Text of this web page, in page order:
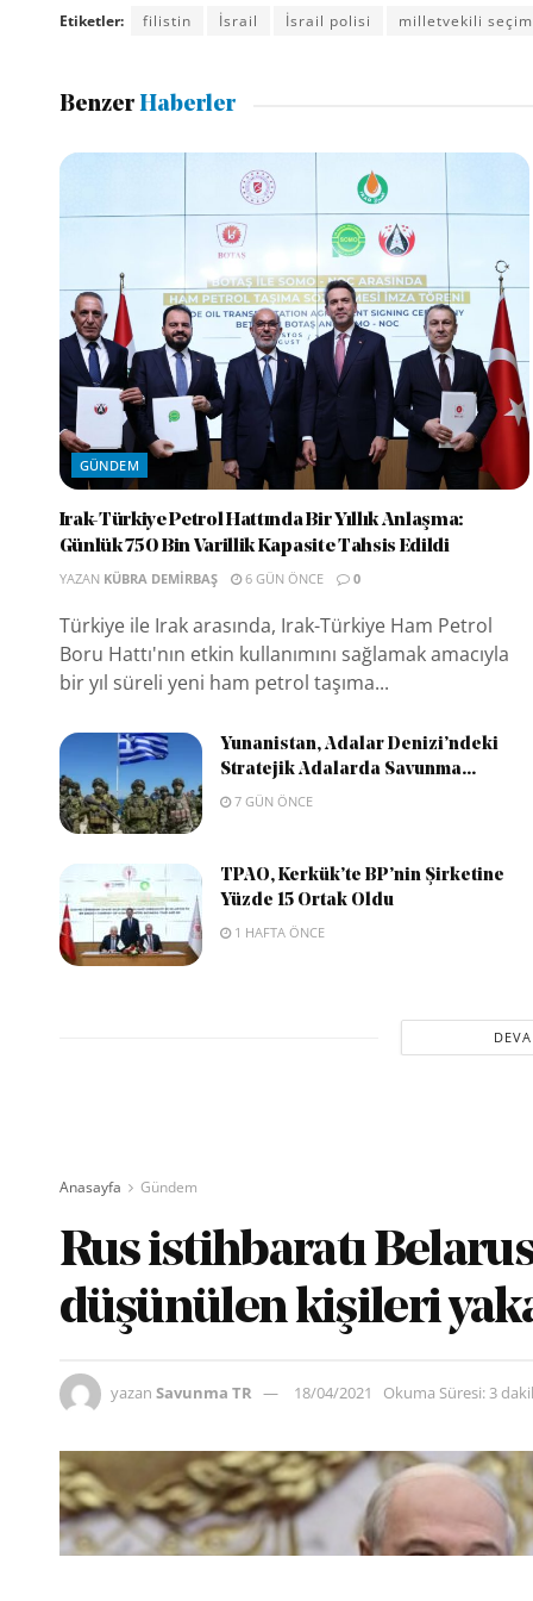
Etiketler: filistin İsrail İsrail polisi milletvekili
BenzerHaberler
GÜNDEM
Irak-Türkiye Petrol Hattında Bir Yıllık Anlaşma:
Günlük 750 Bin Varillik Kapasite Tahsis Edildi
YAZAN KÜBRA DEMIRBAŞ 6 GÜN ÖNCE 0
Türkiye ile Irak arasında, Irak-Türkiye Ham Petrol
Boru Hattı'nın etkin kullanımını sağlamak amacıyla
bir yıl süreli yeni ham petrol taşıma...
Yunanistan, Adalar Denizi’ndeki
Stratejik Adalarda Savunma...
7 GÜN ÖNCE
TPAO, Kerkük’te BP’nin Şirketine
Yüzde 15 Ortak Oldu
1 HAFTA ÖNCE
Anasayfa Gündem
Rus istihbaratı
düşünülen kişileri
yazan Savunma TR 18/04/2021 Okuma Süresi: 3